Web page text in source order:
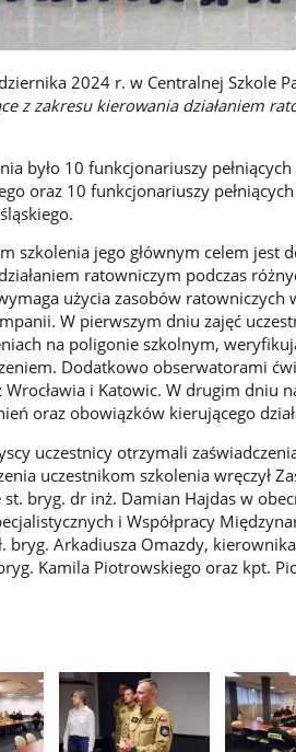
2024 r. w Centralnej Szkole
z zakresu kierowania działaniem
było 10 funkcjonariuszy
oraz 10 funkcjonariuszy
szkolenia jego głównym celem jest
ratowniczym podczas
użycia zasobów ratowniczych
W pierwszym dniu zajęć
na poligonie szkolnym,
Dodatkowo obserwatorami
Wrocławia i Katowic. W drugim dniu
oraz obowiązków kierującego
uczestnicy otrzymali
uczestnikom szkolenia wręczył
st. bryg. dr inż. Damian Hajdas w
i Współpracy
bryg. Arkadiusza Omazdy,
Kamila Piotrowskiego oraz kpt.